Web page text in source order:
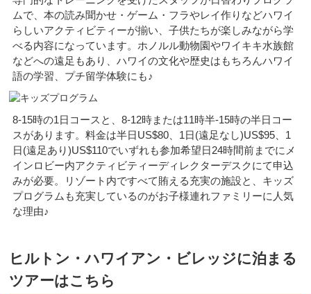
ムで、本の読み聞かせ・ゲーム・フラやレイ作りなどハワイ
らしいアクティビティーが揃い、子供たちが楽しみながら学
べる内容になっています。ホノルル動物園やワイキキ水族館
などへの遠足もあり、ハワイの文化や歴史はもちろんハワイ
語の学習、プチ留学体験にも♪
8-15時の1日コースと、8-12時または11時半-15時の半日コー
スがあります。料金は半日US$80、1日(遠足なし)US$95、1
日(遠足あり)US$110でいずれも参加希望日24時間前までにメ
インロビー内アクティビティーディレクターデスクにて申込
みが必要。リゾート内ですべて賄える充実の施設と、キッズ
プログラムも充実しているのがお子様連れファミリーに人気
な理由♪
ヒルトン・ハワイアン・ビレッジに泊まる
ツアーはこちら